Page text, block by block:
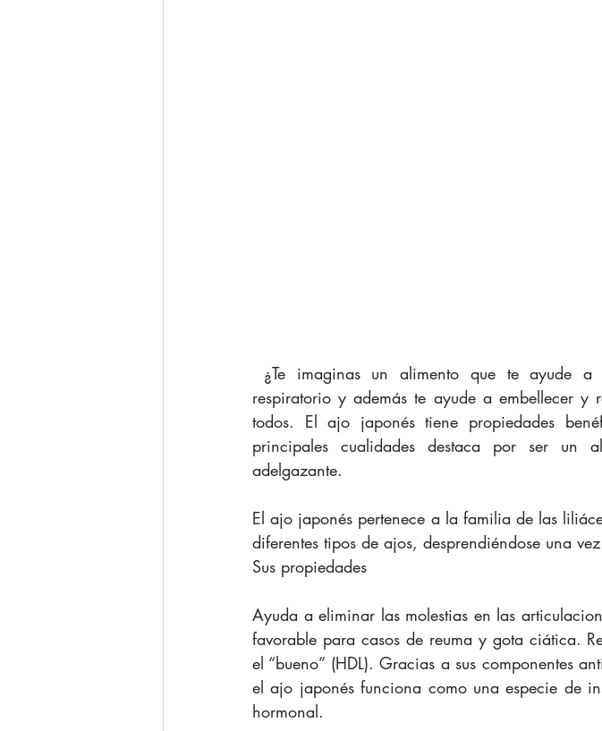
respiratorio y además te ayude a embellecer
todos. El ajo japonés tiene propiedades
principales cualidades destaca por ser un
adelgazante.
El ajo japonés pertenece a la familia de las
diferentes tipos de ajos, desprendiéndose una
Sus propiedades
Ayuda a eliminar las molestias en las
favorable para casos de reuma y gota ciática.
el “bueno” (HDL). Gracias a sus componentes
el ajo japonés funciona como una especie de
hormonal.